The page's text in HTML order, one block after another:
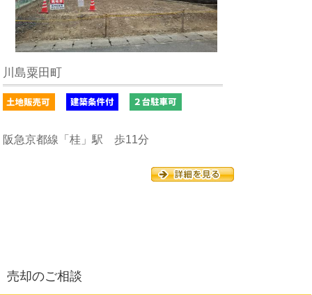
川島粟田町
阪急京都線「桂」駅 歩11分
売却のご相談